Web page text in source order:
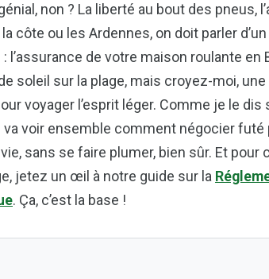
non ? La liberté au bout des pneus,
côte ou les Ardennes, on doit parler
de votre maison roulante en
soleil sur la plage, mais croyez-moi,
voyager l’esprit léger. Comme je le dis
va voir ensemble comment négocier futé
sans se faire plumer, bien sûr. Et pour
jetez un œil à notre guide sur la
. Ça, c’est la base !